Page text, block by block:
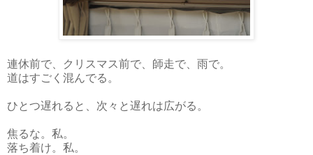
連休前で、クリスマス前で、師走で、雨で。
道はすごく混んでる。
ひとつ遅れると、次々と遅れは広がる。
焦るな。私。
落ち着け。私。